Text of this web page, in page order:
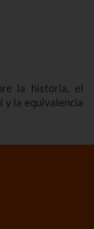
la historia, el
y la equivalencia